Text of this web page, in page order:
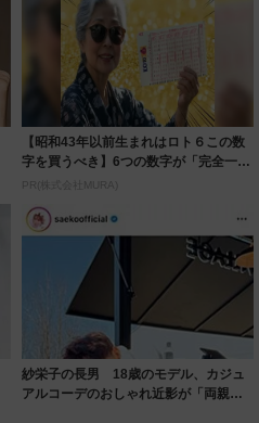
【昭和43年以前生まれはロト６この数
字を買うべき】6つの数字が「完全一
致」する方...
PR(株式会社MURA)
紗栄子の長男 18歳のモデル、カジュ
アルコーデのおしゃれ近影が「両親の